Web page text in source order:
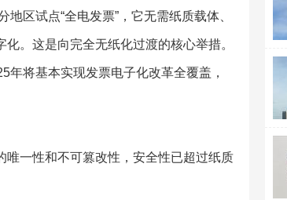
区试点“全电发票”，它无需纸质载体、
。这是向完全无纸化过渡的核心举措。
年将基本实现发票电子化改革全覆盖，
唯一性和不可篡改性，安全性已超过纸质